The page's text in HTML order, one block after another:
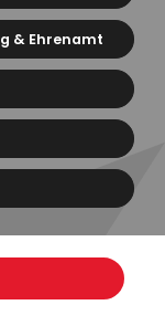
& Ehrenamt